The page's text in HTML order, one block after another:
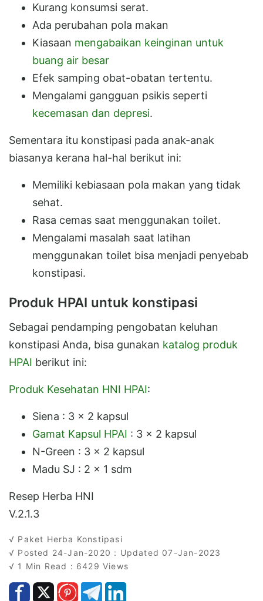
Kurang konsumsi serat.
Ada perubahan pola makan
Kiasaan mengabaikan keinginan untuk
buang air besar
Efek samping obat-obatan tertentu.
Mengalami gangguan psikis seperti
kecemasan dan depresi.
Sementara itu konstipasi pada anak-anak
biasanya kerana hal-hal berikut ini:
Memiliki kebiasaan pola makan yang tidak
sehat.
Rasa cemas saat menggunakan toilet.
Mengalami masalah saat latihan
menggunakan toilet bisa menjadi penyebab
konstipasi.
Produk HPAI untuk konstipasi
Sebagai pendamping pengobatan keluhan
konstipasi Anda, bisa gunakan katalog produk
HPAI berikut ini:
Produk Kesehatan HNI HPAI:
Siena : 3 x 2 kapsul
Gamat Kapsul HPAI : 3 x 2 kapsul
N-Green : 3 x 2 kapsul
Madu SJ : 2 x 1 sdm
Resep Herba HNI
V.2.1.3
√ Paket Herba Konstipasi
√ Posted 24-Jan-2020 : Updated 07-Jan-2023
√ 1 Min Read : 6429 Views